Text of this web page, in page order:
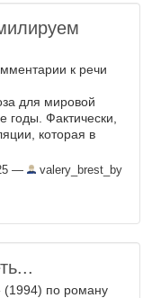
к речи
для мировой
Фактически,
которая в
— valery_brest_by
(1994) по роману